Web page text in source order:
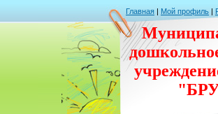
Главная | Мой профиль |